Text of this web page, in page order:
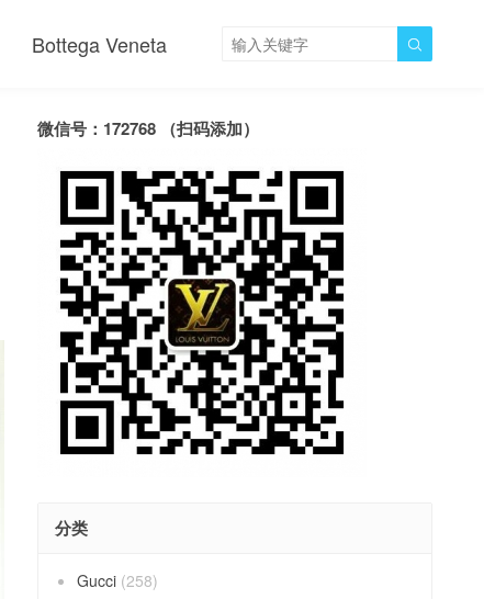
Bottega Veneta 
微信号：172768 （扫码添加）
分类
Gucci (258)